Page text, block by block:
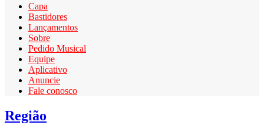
Capa
Bastidores
Lançamentos
Sobre
Pedido Musical
Equipe
Aplicativo
Anuncie
Fale conosco
Região